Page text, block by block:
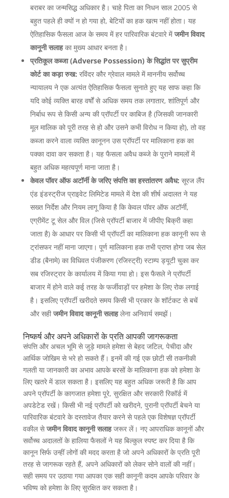
बराबर का जन्मसिद्ध अधिकार है। चाहे पिता का निधन साल 2005 से
बहुत पहले ही क्यों न हो गया हो, बेटियों का हक खत्म नहीं होता। यह
ऐतिहासिक फैसला आज के समय में हर पारिवारिक बंटवारे मेंजमीन विवाद
कानूनी सलाहका मुख्य आधार बनता है।
प्रतिकूल कब्जा (Adverse Possession) के सिद्धांत पर सुप्रीम
कोर्ट का कड़ा रुख: रविंदर कौर ग्रेवाल मामले में माननीय सर्वोच्च
न्यायालय ने एक अत्यंत ऐतिहासिक फैसला सुनाते हुए यह साफ कहा कि
यदि कोई व्यक्ति बारह वर्षों से अधिक समय तक लगातार, शांतिपूर्ण और
निर्बाध रूप से किसी अन्य की प्रॉपर्टी पर काबिज है (जिसकी जानकारी
मूल मालिक को पूरी तरह से हो और उसने कभी विरोध न किया हो), तो वह
कब्जा करने वाला व्यक्ति कानूनन उस प्रॉपर्टी पर मालिकाना हक का
पक्का दावा कर सकता है। यह फैसला अवैध कब्जे के पुराने मामलों में
बहुत अधिक महत्वपूर्ण माना जाता है।
केवल पॉवर ऑफ अटॉर्नी के जरिए संपत्ति का हस्तांतरण अवैध: सूरज लैंप
एंड इंडस्ट्रीज प्राइवेट लिमिटेड मामले में देश की शीर्ष अदालत ने यह
सख्त निर्देश और नियम लागू किया है कि केवल पॉवर ऑफ अटॉर्नी,
एग्रीमेंट टू सेल और विल (जिसे प्रॉपर्टी बाजार में जीपीए बिक्री कहा
जाता है) के आधार पर किसी भी प्रॉपर्टी का मालिकाना हक कानूनी रूप से
ट्रांसफर नहीं माना जाएगा। पूर्ण मालिकाना हक तभी प्राप्त होगा जब सेल
डीड (बैनामे) का विधिवत पंजीकरण (रजिस्ट्री) स्टाम्प ड्यूटी चुका कर
सब रजिस्ट्रार के कार्यालय में किया गया हो। इस फैसले ने प्रॉपर्टी
बाजार में होने वाले कई तरह के फर्जीवाड़ों पर हमेशा के लिए रोक लगाई
है। इसलिए प्रॉपर्टी खरीदते समय किसी भी प्रकार के शॉर्टकट से बचें
और सहीजमीन विवाद कानूनी सलाहलेना अनिवार्य समझें।
निष्कर्ष और अपने अधिकारों के प्रति आपकी जागरूकता
संपत्ति और अचल भूमि से जुड़े मामले हमेशा से बेहद जटिल, पेचीदा और
आर्थिक जोखिम से भरे हो सकते हैं। इनमें की गई एक छोटी सी तकनीकी
गलती या जानकारी का अभाव आपके बरसों के मालिकाना हक को हमेशा के
लिए खतरे में डाल सकता है। इसलिए यह बहुत अधिक जरूरी है कि आप
अपने प्रॉपर्टी के कागजात हमेशा पूरे, सुरक्षित और सरकारी रिकॉर्ड में
अपडेटेड रखें। किसी भी नई प्रॉपर्टी को खरीदने, पुरानी प्रॉपर्टी बेचने या
पारिवारिक बंटवारे के दस्तावेज तैयार करने से पहले एक विशेषज्ञ प्रॉपर्टी
वकील सेजमीन विवाद कानूनी सलाहजरूर लें। नए आपराधिक कानूनों और
सर्वोच्च अदालतों के हालिया फैसलों ने यह बिल्कुल स्पष्ट कर दिया है कि
कानून सिर्फ उन्हीं लोगों की मदद करता है जो अपने अधिकारों के प्रति पूरी
तरह से जागरूक रहते हैं, अपने अधिकारों को लेकर सोने वालों की नहीं।
सही समय पर उठाया गया आपका एक सही कानूनी कदम आपके परिवार के
भविष्य को हमेशा के लिए सुरक्षित कर सकता है।